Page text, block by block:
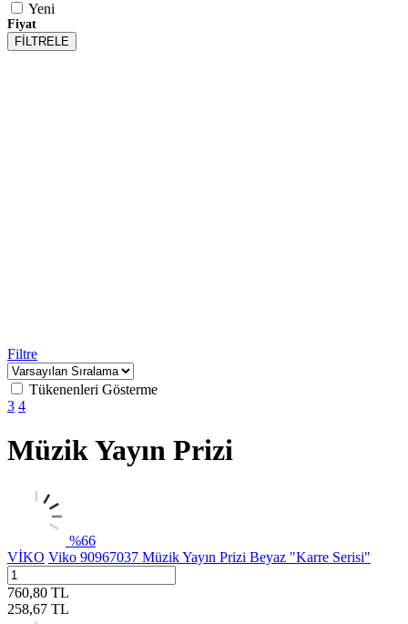
Yeni
Fiyat
FİLTRELE
Filtre
Tükenenleri Gösterme
3 4
Müzik Yayın Prizi
%66
VİKO Viko 90967037 Müzik Yayın Prizi Beyaz "Karre Serisi"
760,80 TL
258,67 TL